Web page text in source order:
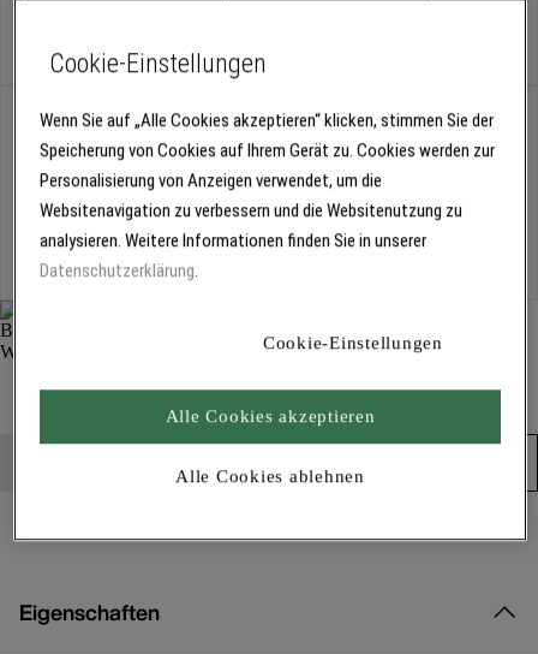
Abholung
Für Verfügbarkeiten bitteanmelden
Kostenlose Lieferung
Für Lieferzeiten bitte
Dämmplatten
Produkt in den Warenkorb
Eigenschaften
Cookie-Einstellungen
Wenn Sie auf „Alle Cookies akzeptieren“ klicken, stimmen Sie der
Speicherung von Cookies auf Ihrem Gerät zu. Cookies werden zur
Personalisierung von Anzeigen verwendet, um die
Websitenavigation zu verbessern und die Websitenutzung zu
analysieren. Weitere Informationen finden Sie in unserer
Datenschutzerklärung.
Cookie-Einstellungen
Alle Cookies ablehnen
Alle Cookies akzeptieren